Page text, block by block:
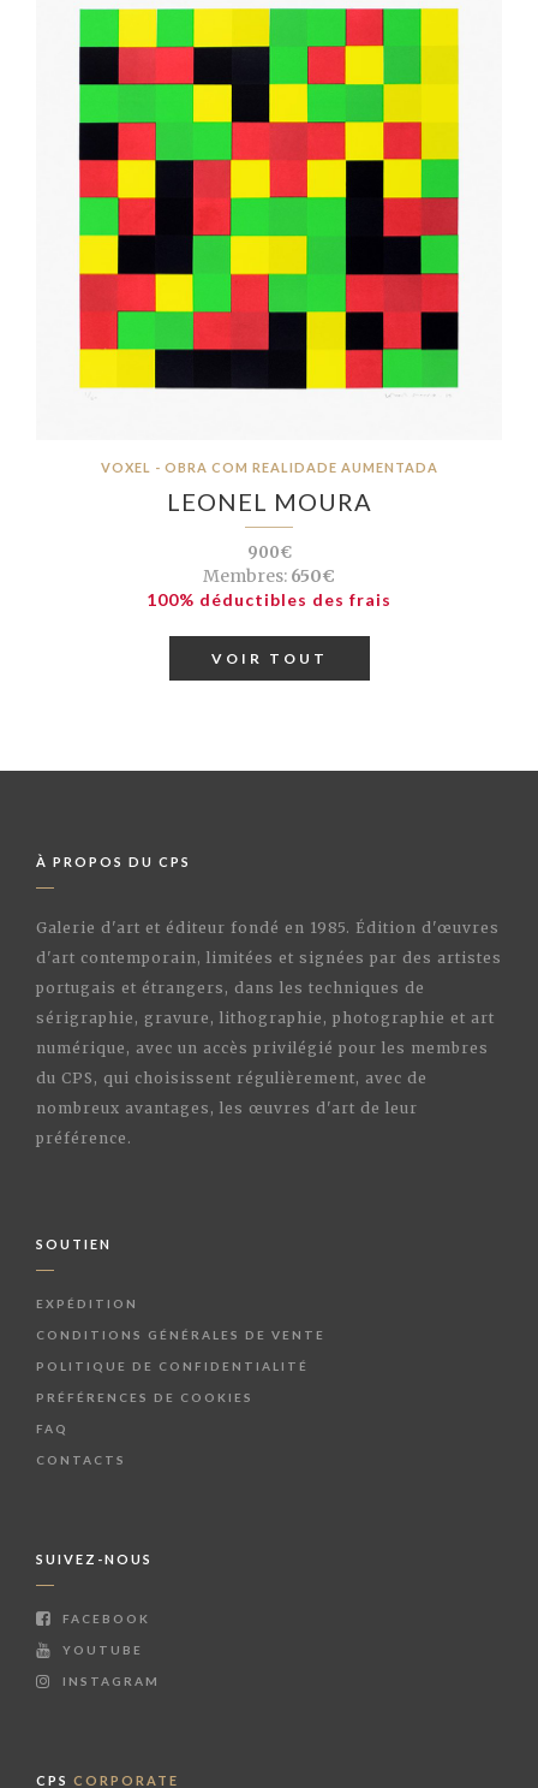
VOXEL - OBRA COM REALIDADE AUMENTADA
LEONEL MOURA
900€
Membres: 650€
100% déductibles des frais
VOIR TOUT
À PROPOS DU CPS
Galerie d'art et éditeur fondé en 1985. Édition d'œuvres
d'art contemporain, limitées et signées par des artistes
portugais et étrangers, dans les techniques de
sérigraphie, gravure, lithographie, photographie et art
numérique, avec un accès privilégié pour les membres
du CPS, qui choisissent régulièrement, avec de
nombreux avantages, les œuvres d'art de leur
préférence.
SOUTIEN
EXPÉDITION
CONDITIONS GÉNÉRALES DE VENTE
POLITIQUE DE CONFIDENTIALITÉ
PRÉFÉRENCES DE COOKIES
FAQ
CONTACTS
SUIVEZ-NOUS
FACEBOOK
YOUTUBE
INSTAGRAM
CPS CORPORATE